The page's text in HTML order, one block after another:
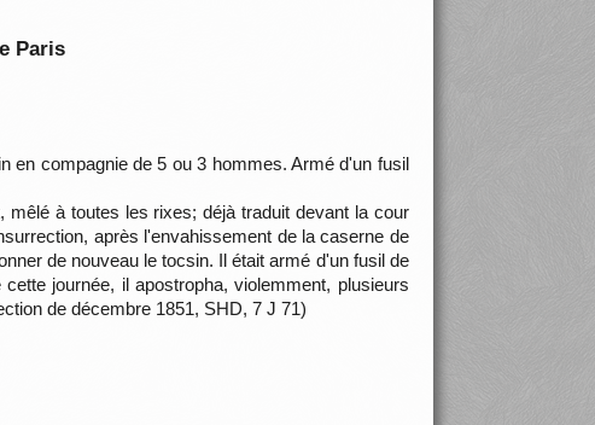
Paris
en compagnie de 5 ou 3 hommes. Armé d'un fusil
mêlé à toutes les rixes; déjà traduit devant la cour
après l'envahissement de la caserne de
de nouveau le tocsin. Il était armé d'un fusil de
journée, il apostropha, violemment, plusieurs
de décembre 1851, SHD, 7 J 71)